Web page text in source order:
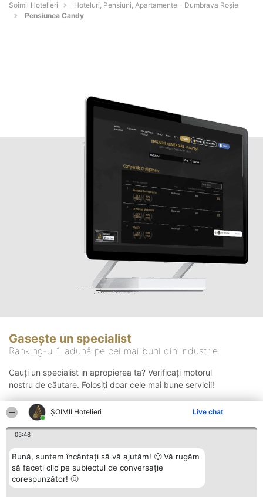
ȘOIMII Hotelieri Live chat
05:48
Bună, suntem încântați să vă ajutăm! 🙂 Vă rugăm
să faceți clic pe subiectul de conversație
corespunzător! 🙂
Șoimii Hotelieri
Hoteluri, Pensiuni, Apartamente - Dumbrava Roşie
Pensiunea Candy
Gasește un specialist
Ranking-ul îi adună pe cei mai buni din industrie
Cauți un specialist in apropierea ta? Verificați motorul
nostru de căutare. Folosiți doar cele mai bune servicii!